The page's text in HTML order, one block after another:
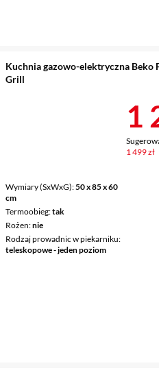
Kuchnia gazowo-elektryczna Beko
Grill
Wymiary (SxWxG) 50 x 85 x 60
cm
Termoobieg tak
Rożen nie
Rodzaj prowadnic w piekarniku
teleskopowe - jeden poziom
1
1 499 zł